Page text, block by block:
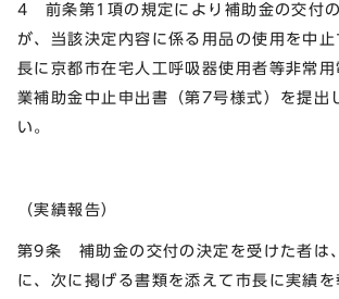
4 前条第1項の規定により補助金の交付
が、当該決定内容に係る用品の使用を中
長に京都市在宅人工呼吸器使用者等非常
業補助金中止申出書（第7号様式）を提出
い。
（実績報告）
第9条 補助金の交付の決定を受けた者は
に、次に掲げる書類を添えて市長に実績を